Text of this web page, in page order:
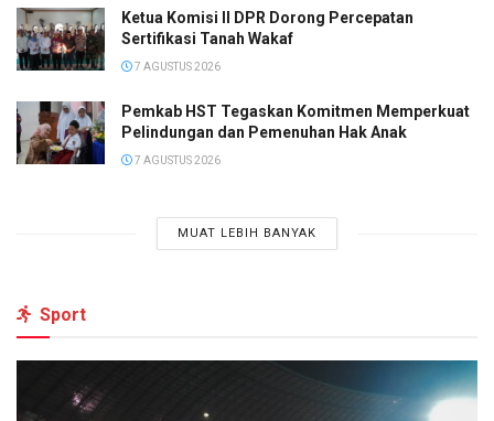
Ketua Komisi II DPR Dorong Percepatan
Sertifikasi Tanah Wakaf
7 AGUSTUS 2026
Pemkab HST Tegaskan Komitmen Memperkuat
Pelindungan dan Pemenuhan Hak Anak
7 AGUSTUS 2026
MUAT LEBIH BANYAK
Sport